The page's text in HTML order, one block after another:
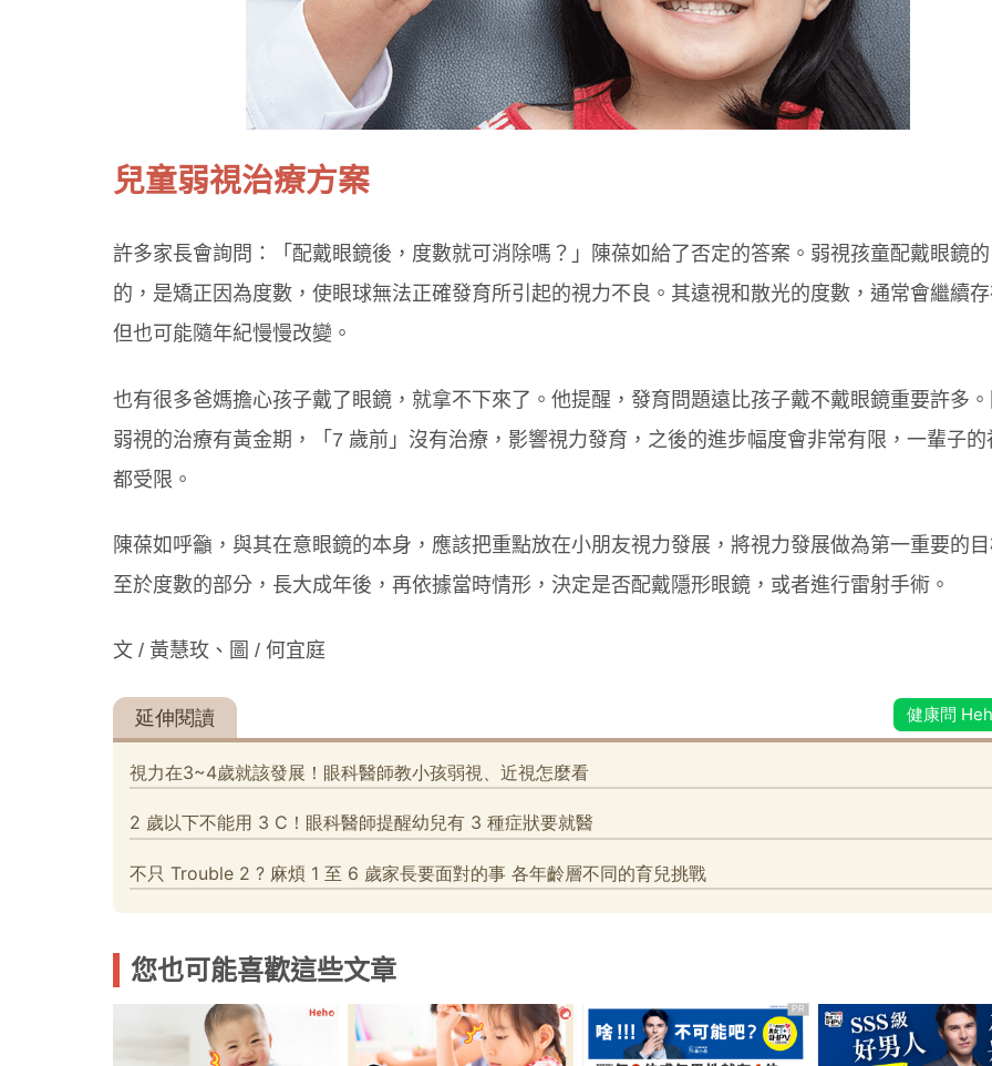
兒童弱視治療方案
許多家長會詢問：「配戴眼鏡後，度數就可消除嗎？」陳葆如給了否定的答案。弱視孩童配戴眼鏡
的，是矯正因為度數，使眼球無法正確發育所引起的視力不良。其遠視和散光的度數，通常會繼續
但也可能隨年紀慢慢改變。
也有很多爸媽擔心孩子戴了眼鏡，就拿不下來了。他提醒，發育問題遠比孩子戴不戴眼鏡重要許多
弱視的治療有黃金期，「7 歲前」沒有治療，影響視力發育，之後的進步幅度會非常有限，一輩子的
都受限。
陳葆如呼籲，與其在意眼鏡的本身，應該把重點放在小朋友視力發展，將視力發展做為第一重要的
至於度數的部分，長大成年後，再依據當時情形，決定是否配戴隱形眼鏡，或者進行雷射手術。
文 / 黃慧玫、圖 / 何宜庭
您也可能喜歡這些文章
PR